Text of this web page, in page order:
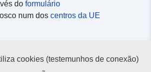
do formulário
num dos centros da UE
cookies (testemunhos de conexão)